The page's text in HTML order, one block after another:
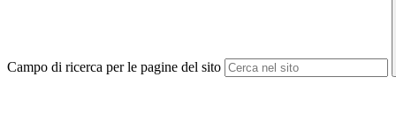
Campo di ricerca per le pagine del sito